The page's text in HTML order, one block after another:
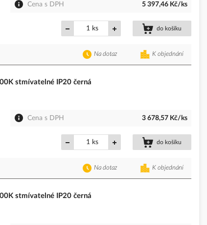
Cena s DPH 5 397,46 Kč/ks
ks do košíku
K objednání
Na dotaz
stmívatelné IP20 černá
Cena s DPH 3 678,57 Kč/ks
ks do košíku
K objednání
Na dotaz
stmívatelné IP20 černá